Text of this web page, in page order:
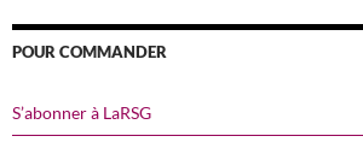
POUR COMMANDER
S’abonner à LaRSG